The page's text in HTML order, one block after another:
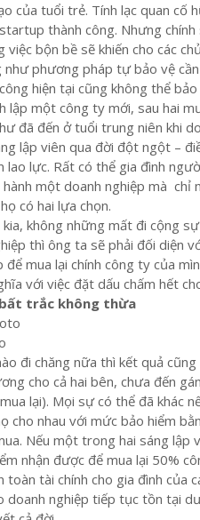
của tuổi trẻ. Tính lạc quan cố
thành công. Nhưng
việc bộn bề sẽ khiến cho các
như phương pháp tự bảo vệ
hiện tại cũng không thể
lập một công ty mới, sau hai
đã đến ở tuổi trung niên khi
lập viên qua đời đột ngột –
lao lực. Rất có thể gia đình
một doanh nghiệp mà chỉ
có hai lựa chọn.
không những mất đi cộng
thì ông ta sẽ phải đối diện
mua lại chính công ty của
với việc đặt dấu chấm hết
trắc không thừa
đi chăng nữa thì kết quả
cho cả hai bên, chưa đến
lại). Mọi sự có thể đã khác
cho nhau với mức bảo hiểm
Nếu một trong hai sáng lập
nhận được để mua lại 50%
toàn tài chính cho gia đình của
doanh nghiệp tiếp tục tồn tại